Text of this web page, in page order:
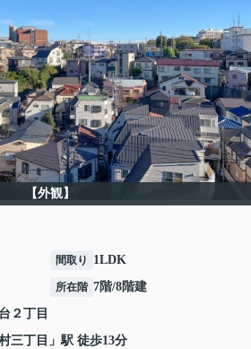
【外観】
間取り 1LDK
所在階 7階/8階建
２丁目
三丁目 」駅 徒歩13分